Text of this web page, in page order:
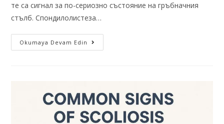
те са сигнал за по-сериозно състояние на гръбначния
стълб. Спондилолистеза…
Okumaya Devam Edin